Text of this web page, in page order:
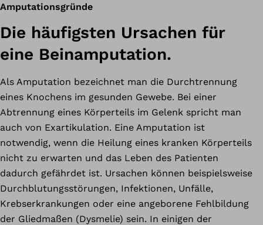
Amputationsgründe
Die häufigsten Ursachen für
eine Beinamputation.
Als Amputation bezeichnet man die Durchtrennung
eines Knochens im gesunden Gewebe. Bei einer
Abtrennung eines Körperteils im Gelenk spricht man
auch von Exartikulation. Eine Amputation ist
notwendig, wenn die Heilung eines kranken Körperteils
nicht zu erwarten und das Leben des Patienten
dadurch gefährdet ist. Ursachen können beispielsweise
Durchblutungsstörungen, Infektionen, Unfälle,
Krebserkrankungen oder eine angeborene Fehlbildung
der Gliedmaßen (Dysmelie) sein. In einigen der